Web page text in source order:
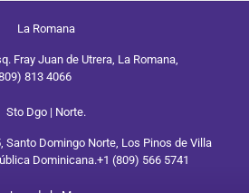
La Romana
Fray Juan de Utrera, La Romana,
813 4066
Sto Dgo | Norte.
Santo Domingo Norte, Los Pinos de Villa
Dominicana.+1 (809) 566 5741